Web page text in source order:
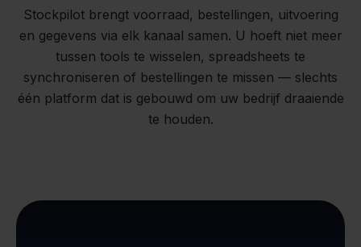
Stockpilot brengt voorraad, bestellingen, uitvoering
en gegevens via elk kanaal samen. U hoeft niet meer
tussen tools te wisselen, spreadsheets te
synchroniseren of bestellingen te missen — slechts
één platform dat is gebouwd om uw bedrijf draaiende
te houden.